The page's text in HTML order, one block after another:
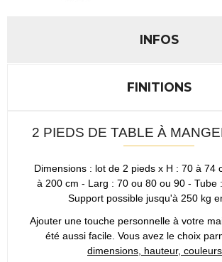
INFOS
FINITIONS
2 PIEDS DE TABLE À
Dimensions : lot de 2 pieds x H : 70 à 74
à 200 cm - Larg : 70 ou 80 ou 90 - Tube
Support possible jusqu'à 250 kg
Ajouter une touche personnelle à votre
été aussi facile. Vous avez le choix
dimensions, hauteur, couleurs